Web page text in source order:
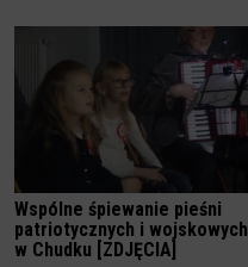
Wspólne śpiewanie pieśni
patriotycznych i wojskowych
w Chudku [ZDJĘCIA]